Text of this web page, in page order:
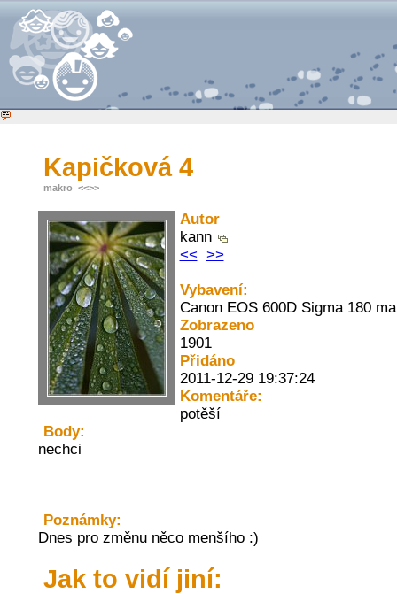
Kapičková 4
makro <<>>
Autor
kann
<< >>
Vybavení:
Canon EOS 600D Sigma 180
Zobrazeno
1901
Přidáno
2011-12-29 19:37:24
Komentáře:
potěší
Body:
nechci
Poznámky:
Dnes pro změnu něco menšího :)
Jak to vidí jiní: